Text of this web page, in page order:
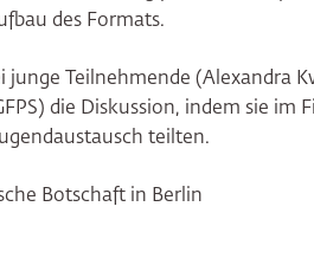
des Formats.
Teilnehmende (Alexandra
die Diskussion, indem sie im
teilten.
Botschaft in Berlin